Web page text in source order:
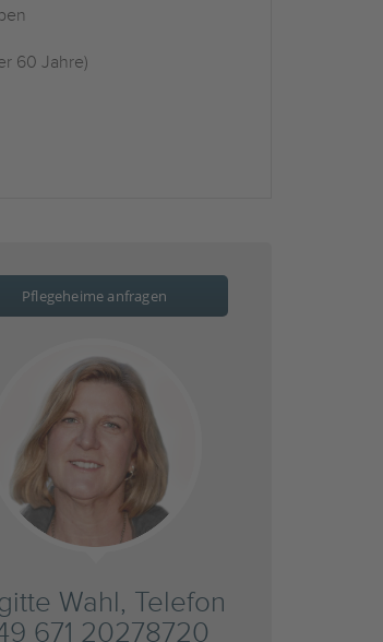
60 Jahre)
Pflegeheime anfragen
Wahl, Telefon
671 20278720